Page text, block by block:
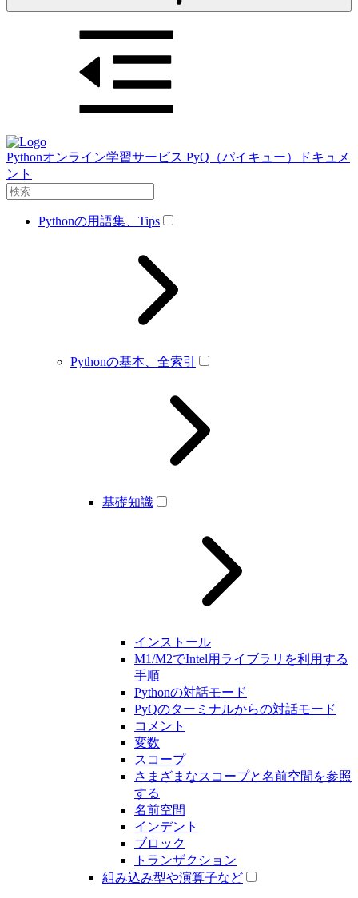
Pythonオンライン学習サービス PyQ（パイキュー）ドキュメ
ント
Pythonの用語集、Tips
Pythonの基本、全索引
基礎知識
インストール
M1/M2でIntel用ライブラリを利用する
手順
Pythonの対話モード
PyQのターミナルからの対話モード
コメント
変数
スコープ
さまざまなスコープと名前空間を参照
する
名前空間
インデント
ブロック
トランザクション
組み込み型や演算子など